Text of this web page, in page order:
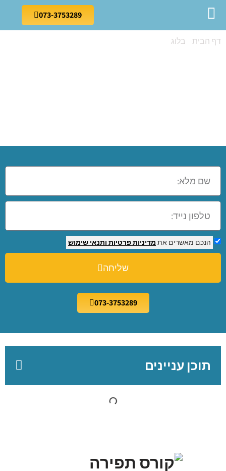
073-3753289
דף הבית בלוג
הנכם מאשרים את מדיניות פרטיות ותנאי שימוש
שליחה
073-3753289
תוכן עניינים